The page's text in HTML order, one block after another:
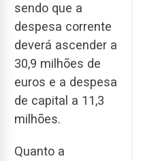
sendo que a
despesa corrente
deverá ascender a
30,9 milhões de
euros e a despesa
de capital a 11,3
milhões.
Quanto a